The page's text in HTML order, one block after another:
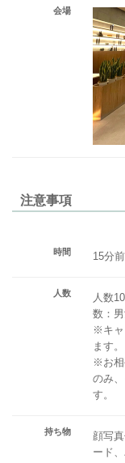
会場
注意事項
時間 15分
人数
人数
数：男
※キャ
ます。
※お相
のみ
す。
持ち物
顔写
ード